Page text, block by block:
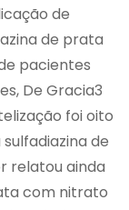
de
de prata
pacientes
De Gracia3
foi oito
de
relatou ainda
com nitrato